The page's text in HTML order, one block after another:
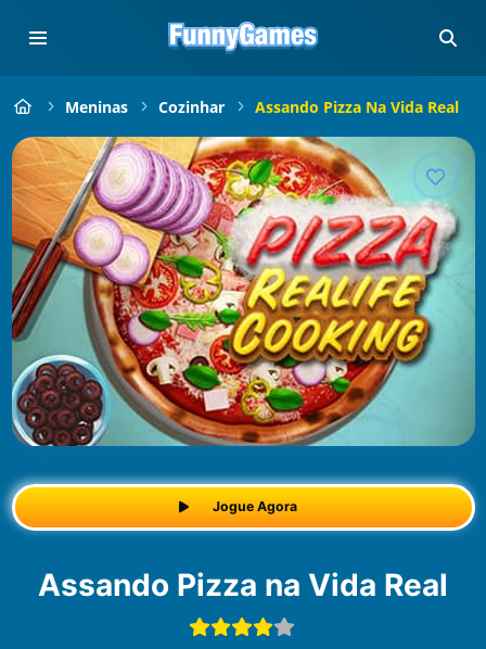
Meninas Cozinhar Assando Pizza Na Vida Real
Jogue Agora
Assando Pizza na Vida Real